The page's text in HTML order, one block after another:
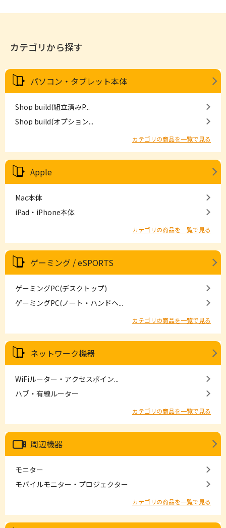
カテゴリから探す
パソコン・タブレット本体
Shop build(組立済みP...
Shop build(オプション...
カテゴリの商品を一覧で見る
Apple
Mac本体
iPad・iPhone本体
カテゴリの商品を一覧で見る
ゲーミング / eSPORTS
ゲーミングPC(デスクトップ)
ゲーミングPC(ノート・ハンドヘ...
カテゴリの商品を一覧で見る
ネットワーク機器
WiFiルーター・アクセスポイン...
ハブ・有線ルーター
カテゴリの商品を一覧で見る
周辺機器
モニター
モバイルモニター・プロジェクター
カテゴリの商品を一覧で見る